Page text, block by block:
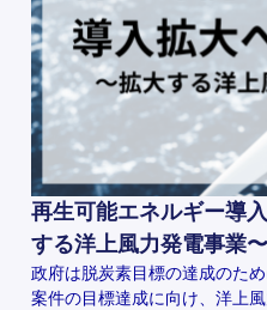
再生可能エネルギー導
する洋上風力発電事業〜
政府は脱炭素目標の達成のた
案件の目標達成に向け、洋上